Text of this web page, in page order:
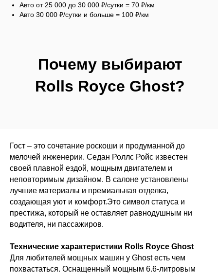
Авто от 25 000 до 30 000 ₽/сутки = 70 ₽/км
Авто 30 000 ₽/сутки и больше = 100 ₽/км
Почему выбирают
Rolls Royce Ghost?
Гост – это сочетание роскоши и продуманной до
мелочей инженерии. Седан Роллс Ройс известен
своей плавной ездой, мощным двигателем и
неповторимым дизайном. В салоне установлены
лучшие материалы и премиальная отделка,
создающая уют и комфорт.Это символ статуса и
престижа, который не оставляет равнодушным ни
водителя, ни пассажиров.
Технические характеристики Rolls Royce Ghost
Для любителей мощных машин у Ghost есть чем
похвастаться. Оснащенный мощным 6.6-литровым